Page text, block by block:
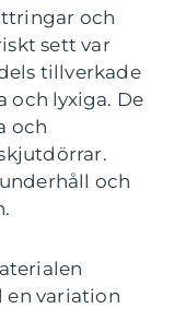
och
sett var
tillverkade
och lyxiga. De
och
och
en variation